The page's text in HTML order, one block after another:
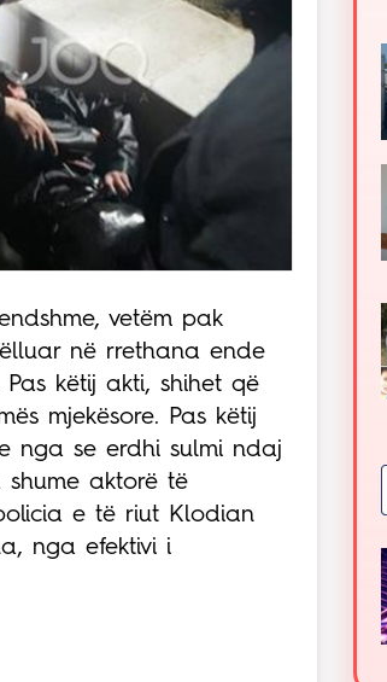
vetëm pak
në rrethana ende
këtij akti, shihet që
mjekësore. Pas këtij
nga se erdhi sulmi ndaj
aktorë të
e të riut Klodian
nga efektivi i